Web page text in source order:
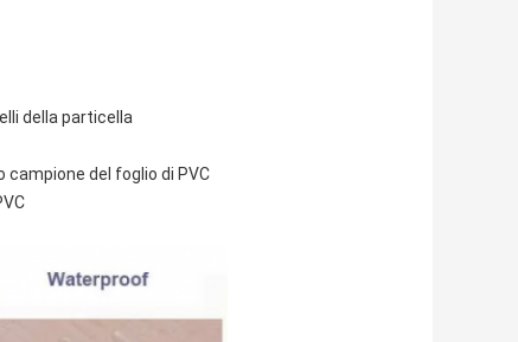
della particella
campione del foglio di PVC